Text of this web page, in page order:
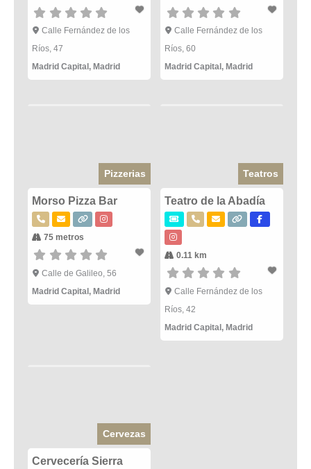
Calle Fernández de los
Ríos, 47
Madrid Capital, Madrid
Calle Fernández de los
Ríos, 60
Madrid Capital,Madrid
Pizzerias
Morso Pizza Bar
75 metros
Calle de Galileo, 56
Madrid Capital, Madrid
Teatros
Teatro de la Abadía
0.11 km
Calle Fernández de los
Ríos, 42
Madrid Capital,Madrid
Cervezas
Cervecería Sierra